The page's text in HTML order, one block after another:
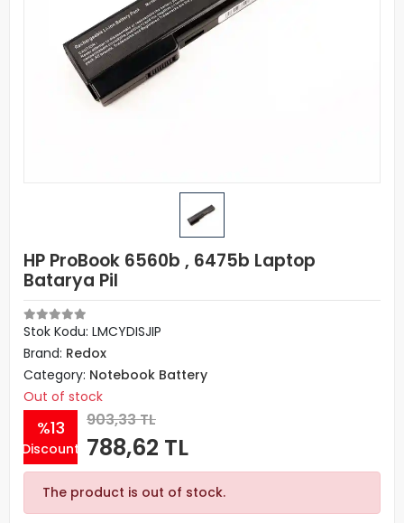
HP ProBook 6560b , 6475b Laptop
Batarya Pil
Stok Kodu: LMCYDISJIP
Brand: Redox
Category: Notebook Battery
Out of stock
%13
Discount
903,33 TL
788,62 TL
The product is out of stock.